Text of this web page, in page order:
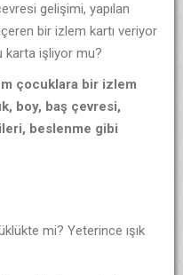
gelişimi, yapılan
bir izlem kartı veriyor
karta işliyor mu?
çocuklara bir izlem
boy, baş çevresi,
beslenme gibi
mi? Yeterince ışık